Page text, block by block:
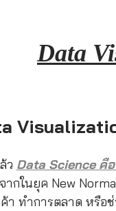
Data
ว Data Science คื
ากในยุค New
า ทำการตลาด หรือ